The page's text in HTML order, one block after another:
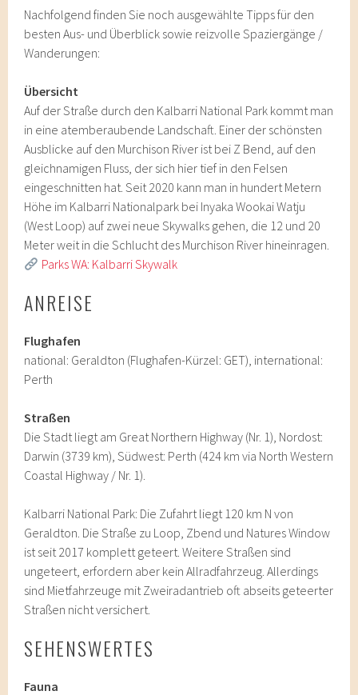
Nachfolgend finden Sie noch ausgewählte Tipps für den
besten Aus- und Überblick sowie reizvolle Spaziergänge /
Wanderungen:
Übersicht
Auf der Straße durch den Kalbarri National Park kommt man
in eine atemberaubende Landschaft. Einer der schönsten
Ausblicke auf den Murchison River ist bei Z Bend, auf den
gleichnamigen Fluss, der sich hier tief in den Felsen
eingeschnitten hat. Seit 2020 kann man in hundert Metern
Höhe im Kalbarri Nationalpark bei Inyaka Wookai Watju
(West Loop) auf zwei neue Skywalks gehen, die 12 und 20
Meter weit in die Schlucht des Murchison River hineinragen.
Parks WA: Kalbarri Skywalk
ANREISE
Flughafen
national: Geraldton (Flughafen-Kürzel: GET), international:
Perth
Straßen
Die Stadt liegt am Great Northern Highway (Nr. 1), Nordost:
Darwin (3739 km), Südwest: Perth (424 km via North Western
Coastal Highway / Nr. 1).
Kalbarri National Park: Die Zufahrt liegt 120 km N von
Geraldton. Die Straße zu Loop, Zbend und Natures Window
ist seit 2017 komplett geteert. Weitere Straßen sind
ungeteert, erfordern aber kein Allradfahrzeug. Allerdings
sind Mietfahrzeuge mit Zweiradantrieb oft abseits geteerter
Straßen nicht versichert.
SEHENSWERTES
Fauna